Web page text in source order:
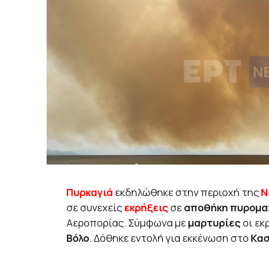
Πυρκαγιά εκδηλώθηκε στην περιοχή της
σε συνεχείςεκρήξειςσεαποθήκη
Αεροπορίας. Σύμφωνα μεμαρτυρίεςοι
Βόλο. Δόθηκε εντολή για εκκένωση στο